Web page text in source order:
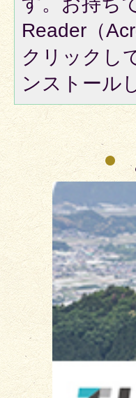
Reader（
クリックし
ンストール
2
枚
目
の
ス